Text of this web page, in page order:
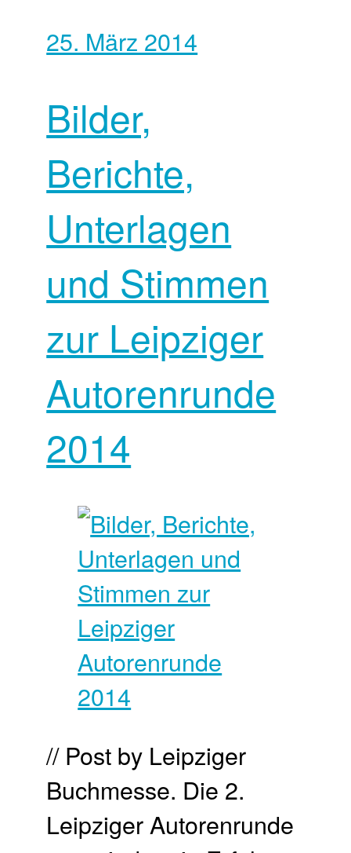
25. März 2014
Bilder,
Berichte,
Unterlagen
und Stimmen
zur Leipziger
Autorenrunde
2014
// Post by Leipziger
Buchmesse. Die 2.
Leipziger Autorenrunde